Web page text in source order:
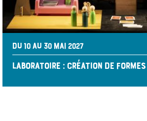
DU 10 AU 30 MAI 2027
LABORATOIRE : CRÉATION DE